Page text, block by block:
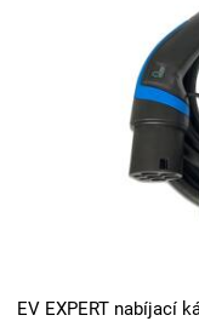
EV EXPERT nabíjací